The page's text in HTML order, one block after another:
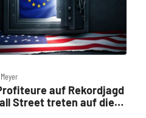
auf Rekordjagd
Street treten auf die